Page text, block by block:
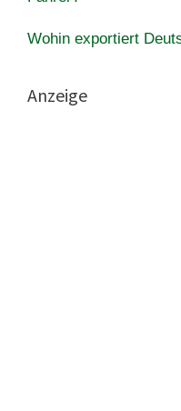
Wohin exportiert
Anzeige